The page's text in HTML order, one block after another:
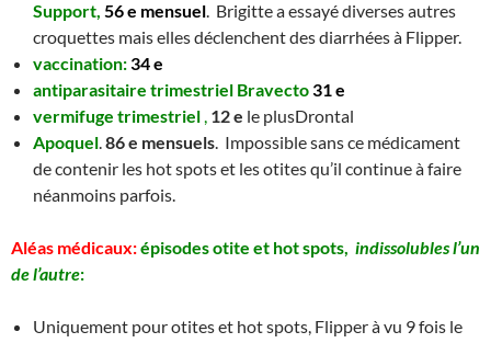
Support, 56 e mensuel. Brigitte a essayé diverses autres
croquettes mais elles déclenchent des diarrhées à Flipper.
vaccination:34 e
antiparasitaire trimestriel Bravecto31 e
vermifuge trimestriel , 12 e le plusDrontal
Apoquel.86 e mensuels. Impossible sans ce médicament
de contenir les hot spots et les otites qu’il continue à faire
néanmoins parfois.
Aléas médicaux:épisodesotite et hot spots, indissolubles l’un
de l’autre:
Uniquement pour otites et hot spots, Flipper à vu 9 fois le